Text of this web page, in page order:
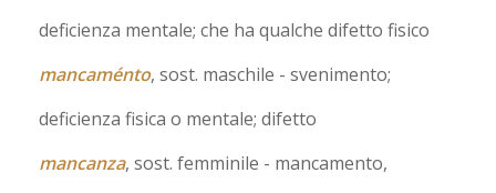
deficienza mentale; che ha qualche difetto fisico
mancaménto, sost. maschile - svenimento;
deficienza fisica o mentale; difetto
mancanza, sost. femminile - mancamento,